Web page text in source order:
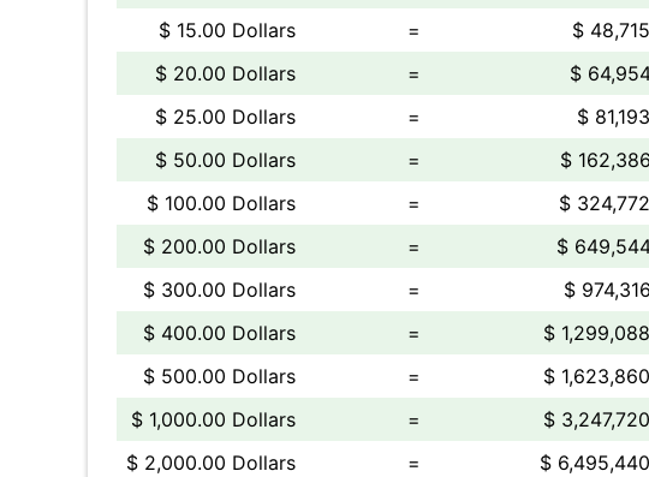
$ 15.00 Dollars
=
$
$ 20.00 Dollars
=
$
$ 25.00 Dollars
=
$
$ 50.00 Dollars
=
$
$ 100.00 Dollars
=
$
$ 200.00 Dollars
=
$
$ 300.00 Dollars
=
$
$ 400.00 Dollars
=
$
$ 500.00 Dollars
=
$
$ 1,000.00 Dollars
=
$
$ 2,000.00 Dollars
= $